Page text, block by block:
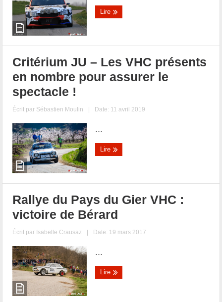
Lire
Critérium JU – Les VHC présents
en nombre pour assurer le
spectacle !
Écrit par Sébastien Moulin | Date: 11 avril 2019
...
Lire
Rallye du Pays du Gier VHC :
victoire de Bérard
Écrit par Isabelle Crausaz | Date: 19 mars 2017
...
Lire